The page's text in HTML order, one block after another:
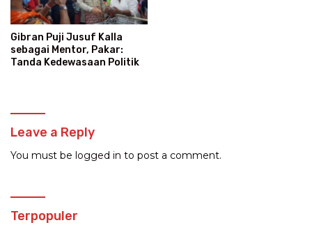
Gibran Puji Jusuf Kalla
sebagai Mentor, Pakar:
Tanda Kedewasaan Politik
Leave a Reply
You must be logged in to post a comment.
Terpopuler